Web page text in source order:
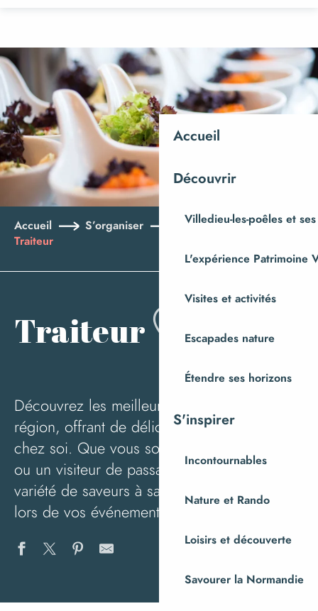
contenu
principal
Accueil
Découvrir
Villedieu-les-poêles et
L'expérience Patrimoine
Visites et activités
Escapades nature
Étendre ses horizons
S'inspirer
Incontournables
Nature et Rando
Loisirs et découverte
Savourer la Normandie
Accueil S’organiser
Où manger ?
Traiteur
Traiteur
Découvrez les meilleurs traiteurs de notre
région, offrant de délicieux plats à déguster
chez soi. Que vous soyez un habitant local
ou un visiteur de passage, profitez d’une
variété de saveurs à savourer chez vous ou
lors de vos événements.